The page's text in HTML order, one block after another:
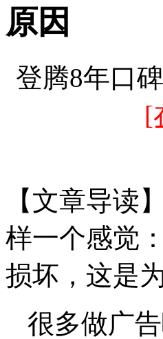
原因
登腾8年口
[
【文章导读
样一个感觉
损坏，这是
很多做广